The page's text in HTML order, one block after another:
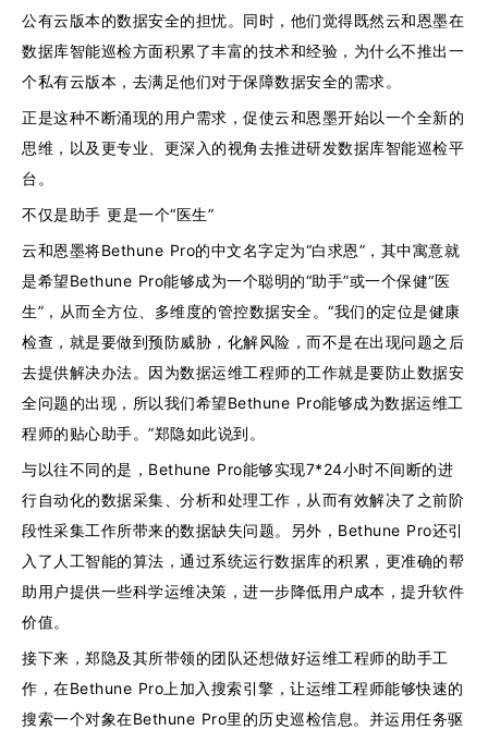
公有云版本的数据安全的担忧。同时，他们觉得既然云和恩墨在
数据库智能巡检方面积累了丰富的技术和经验，为什么不推出一
个私有云版本，去满足他们对于保障数据安全的需求。
正是这种不断涌现的用户需求，促使云和恩墨开始以一个全新的
思维，以及更专业、更深入的视角去推进研发数据库智能巡检平
台。
不仅是助手 更是一个“医生”
云和恩墨将Bethune Pro的中文名字定为“白求恩”，其中寓意就
是希望Bethune Pro能够成为一个聪明的“助手”或一个保健“医
生”，从而全方位、多维度的管控数据安全。“我们的定位是健康
检查，就是要做到预防威胁，化解风险，而不是在出现问题之后
去提供解决办法。因为数据运维工程师的工作就是要防止数据安
全问题的出现，所以我们希望Bethune Pro能够成为数据运维工
程师的贴心助手。”郑隐如此说到。
与以往不同的是，Bethune Pro能够实现7*24小时不间断的进
行自动化的数据采集、分析和处理工作，从而有效解决了之前阶
段性采集工作所带来的数据缺失问题。另外，Bethune Pro还引
入了人工智能的算法，通过系统运行数据库的积累，更准确的帮
助用户提供一些科学运维决策，进一步降低用户成本，提升软件
价值。
接下来，郑隐及其所带领的团队还想做好运维工程师的助手工
作，在Bethune Pro上加入搜索引擎，让运维工程师能够快速的
搜索一个对象在Bethune Pro里的历史巡检信息。并运用任务驱